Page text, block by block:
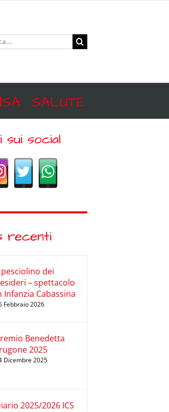
SALUTE
sui social
recenti
pesciolino dei
– spettacolo
Infanzia Cabassina
Febbraio 2026
Benedetta
2025
Dicembre 2025
2025/2026 ICS